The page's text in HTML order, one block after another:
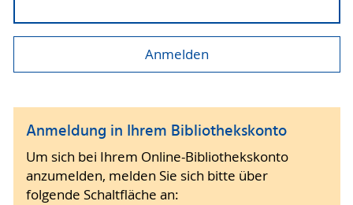
Anmeldung in Ihrem Bibliothekskonto
Um sich bei Ihrem Online-Bibliothekskonto
anzumelden, melden Sie sich bitte über
folgende Schaltfläche an: